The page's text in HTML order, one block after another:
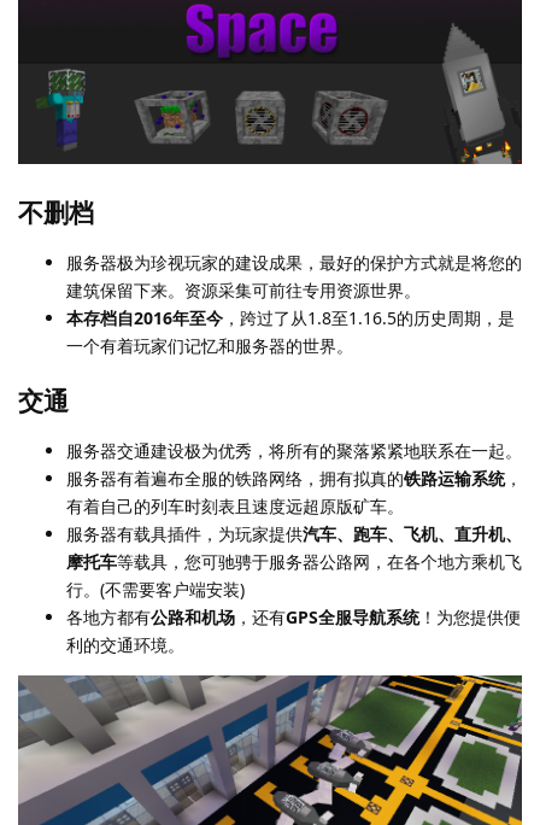
不删档
服务器极为珍视玩家的建设成果，最好的保护方式就是将您的
建筑保留下来。资源采集可前往专用资源世界。
本存档自2016年至今 ，跨过了从1.8至1.16.5的历史周期，是
一个有着玩家们记忆和服务器的世界。
交通
服务器交通建设极为优秀，将所有的聚落紧紧地联系在一起。
服务器有着遍布全服的铁路网络，拥有拟真的铁路运输系统，
有着自己的列车时刻表且速度远超原版矿车。
服务器有载具插件，为玩家提供汽车、跑车、飞机、直升机、
摩托车等载具，您可驰骋于服务器公路网，在各个地方乘机飞
行。(不需要客户端安装)
各地方都有公路和机场 ，还有GPS全服导航系统！为您提供便
利的交通环境。